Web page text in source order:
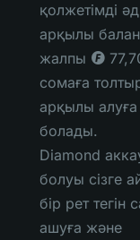
қолжетімді
арқылы
жалпы ◎
сомаға
арқылы алуға
болады.
Diamond
болуы сізге
бір рет тегін
ашуға және